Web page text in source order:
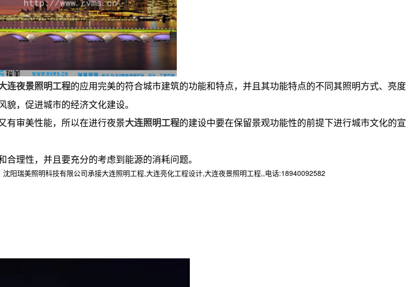
连夜景照明工程的应用完美的符合城市建筑的功能和特点，并且其功能特点的不同其照明方式、亮度
，促进城市的经济文化建设。
有审美性能，所以在进行夜景大连照明工程的建设中要在保留景观功能性的前提下进行城市文化的宣
理性，并且要充分的考虑到能源的消耗问题。
阳瑞美照明科技有限公司承接大连照明工程,大连亮化工程设计,大连夜景照明工程,,电话:18940092582